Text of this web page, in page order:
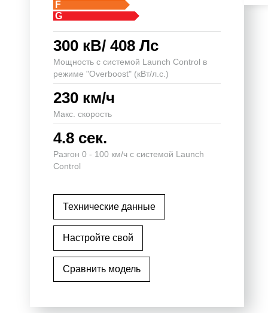
F
G
300 кВ/ 408 Лс
Мощность с системой Launch Control в
режиме "Overboost" (кВт/л.с.)
230 км/ч
Макс. скорость
4.8 сек.
Разгон 0 - 100 км/ч с системой Launch
Control
Технические данные
Настройте свой
Сравнить модель